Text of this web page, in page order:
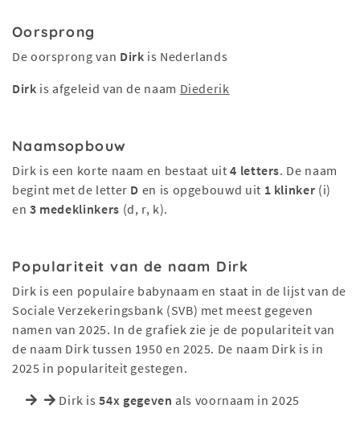
Oorsprong
De oorsprong van Dirk is Nederlands
Dirk is afgeleid van de naam Diederik
Naamsopbouw
Dirk is een korte naam en bestaat uit4 letters. De naam
begint met de letter D en is opgebouwd uit 1 klinker (i)
en 3 medeklinkers (d, r, k).
Populariteit van de naam Dirk
Dirk is een populaire babynaam en staat in de lijst van de
Sociale Verzekeringsbank (SVB) met meest gegeven
namen van 2025. In de grafiek zie je de populariteit van
de naam Dirk tussen 1950 en 2025. De naam Dirk is in
2025 in populariteit gestegen.
Dirk is54x gegeven als voornaam in 2025